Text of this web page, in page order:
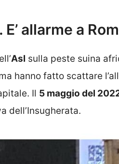
allarme a
Asl sulla peste suina
hanno fatto scattare
Il 5 maggio del
dell’Insugherata.